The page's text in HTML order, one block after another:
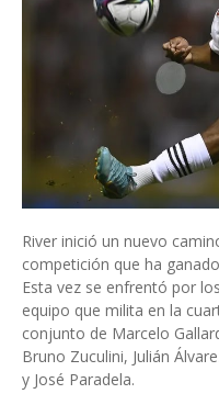
River inició un nuevo
competición que ha
Esta vez se enfrentó por
equipo que milita en la
conjunto de Marcelo
Bruno Zuculini, Julián
y José Paradela.